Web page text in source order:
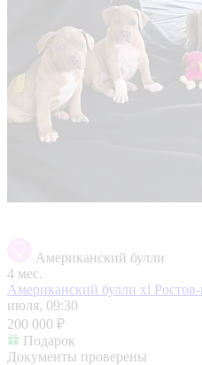
Американский булли
4 мес.
Американский булли xl
июля, 09:30
200 000 ₽
Подарок
Документы проверены